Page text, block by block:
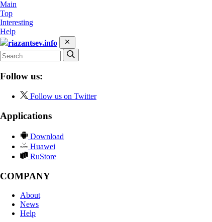
Main
Top
Interesting
Help
riazantsev.info
Follow us:
Follow us on Twitter
Applications
Download
Huawei
RuStore
COMPANY
About
News
Help